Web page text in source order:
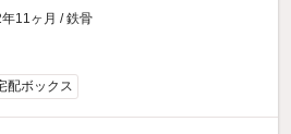
11ヶ月 / 鉄骨
配ボックス